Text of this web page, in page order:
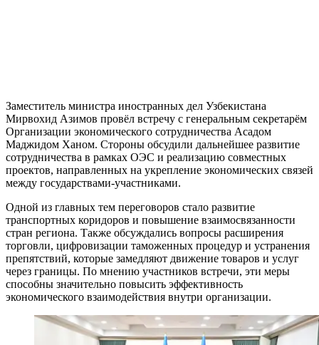
Заместитель министра иностранных дел Узбекистана
Мирвохид Азимов провёл встречу с генеральным секретарём
Организации экономического сотрудничества Асадом
Маджидом Ханом. Стороны обсудили дальнейшее развитие
сотрудничества в рамках ОЭС и реализацию совместных
проектов, направленных на укрепление экономических связей
между государствами-участниками.
Одной из главных тем переговоров стало развитие
транспортных коридоров и повышение взаимосвязанности
стран региона. Также обсуждались вопросы расширения
торговли, цифровизации таможенных процедур и устранения
препятствий, которые замедляют движение товаров и услуг
через границы. По мнению участников встречи, эти меры
способны значительно повысить эффективность
экономического взаимодействия внутри организации.